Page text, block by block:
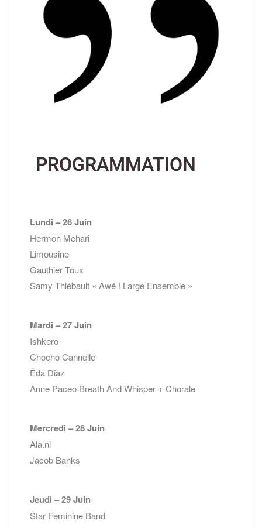
PROGRAMMATION
Lundi – 26 Juin
Hermon Mehari
Limousine
Gauthier Toux
Samy Thiébault « Awé ! Large Ensemble »
Mardi – 27 Juin
Ishkero
Chocho Cannelle
Ëda Diaz
Anne Paceo Breath And Whisper + Chorale
Mercredi – 28 Juin
Ala.ni
Jacob Banks
Jeudi – 29 Juin
Star Feminine Band